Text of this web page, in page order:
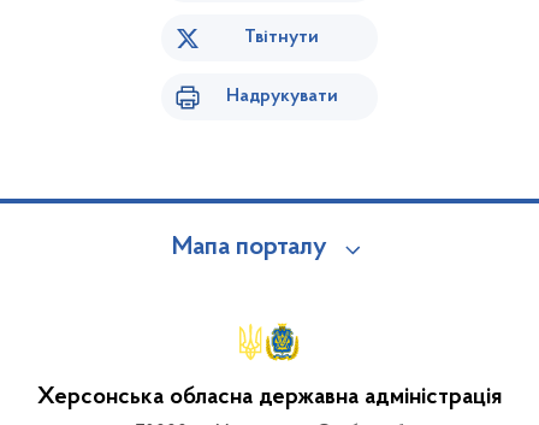
Твітнути
Надрукувати
Мапа порталу
Херсонська обласна державна адміністрація